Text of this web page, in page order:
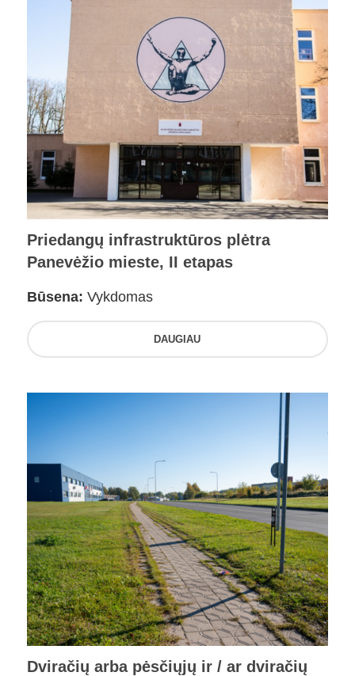
Priedangų infrastruktūros plėtra
Panevėžio mieste, II etapas
Būsena: Vykdomas
DAUGIAU
Dviračių arba pėsčiųjų ir / ar dviračių